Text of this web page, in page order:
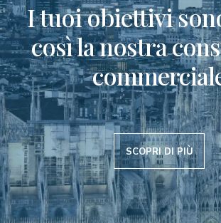
I tuoi obiettivi
così la nostra
SCOPRI DI PIÙ